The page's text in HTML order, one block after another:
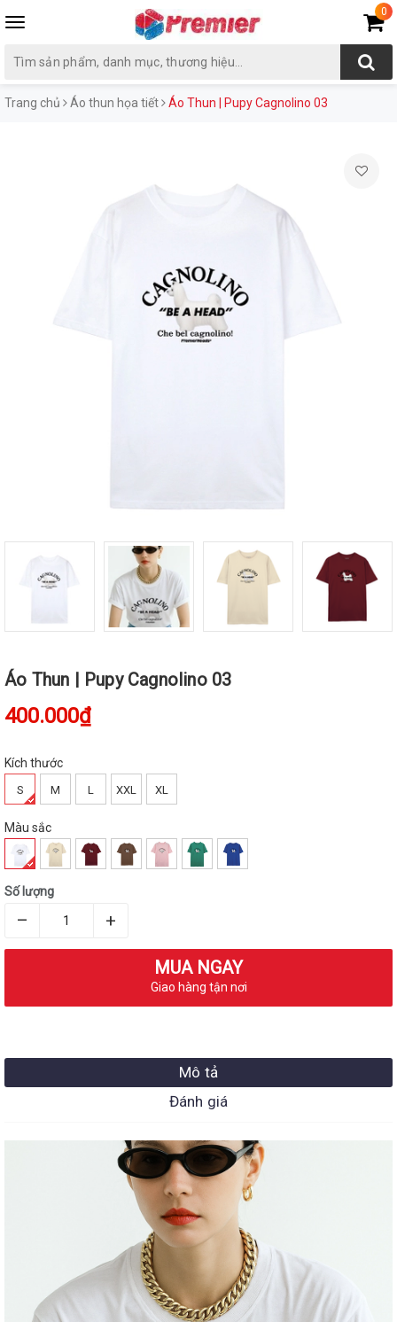
Toggle
0
Trang chủ Áo thun họa tiết Áo Thun | Pupy Cagnolino 03
Áo Thun | Pupy Cagnolino 03
400.000₫
Kích thước
S M L XXL XL
Màu sắc
Số lượng
– +
MUA NGAY
Giao hàng tận nơi
Mô tả
Đánh giá